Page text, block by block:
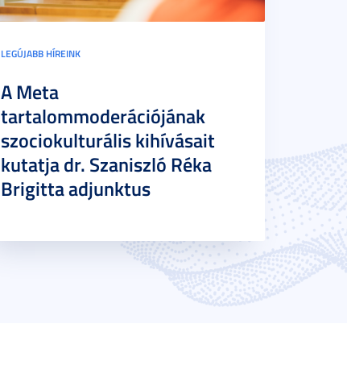
LEGÚJABB HÍREINK
A Meta
tartalommoderációjának
szociokulturális kihívásait
kutatja dr. Szaniszló Réka
Brigitta adjunktus